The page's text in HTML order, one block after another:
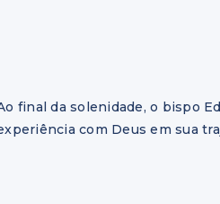
final da solenidade, o bispo
com Deus em sua